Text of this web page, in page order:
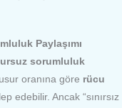
Paylaşımı
sorumluluk
oranına göre rücu
edebilir. Ancak “sınırsız